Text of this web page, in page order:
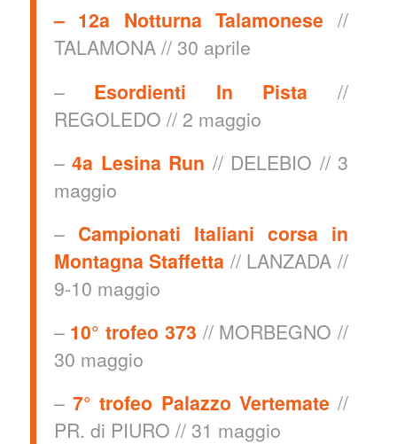
– 12a Notturna Talamonese //
TALAMONA // 30 aprile
– Esordienti In Pista //
REGOLEDO // 2 maggio
–4a Lesina Run // DELEBIO // 3
maggio
– Campionati Italiani corsa in
Montagna Staffetta // LANZADA //
9-10 maggio
– 10° trofeo 373 // MORBEGNO //
30 maggio
– 7° trofeo Palazzo Vertemate//
PR. di PIURO // 31 maggio